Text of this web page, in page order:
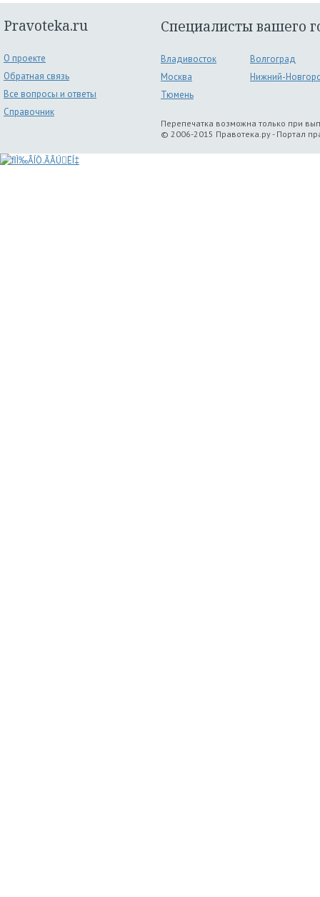
Pravoteka.ru
О проекте
Обратная связь
Все вопросы и ответы
Справочник
Специалисты вашего
Владивосток
Волгоград
Москва
Нижний-
Тюмень
Перепечатка возможна только при
© 2006-2015 Правотека.ру - Портал